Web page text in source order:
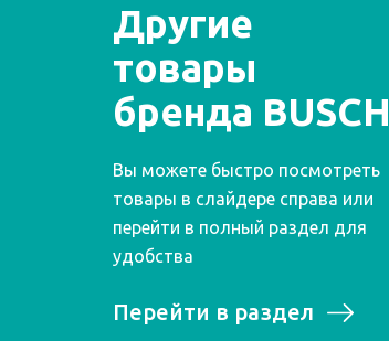
Другие
товары
бренда BUSCH
Вы можете быстро посмотреть
товары в слайдере справа или
перейти в полный раздел для
удобства
Перейти в раздел